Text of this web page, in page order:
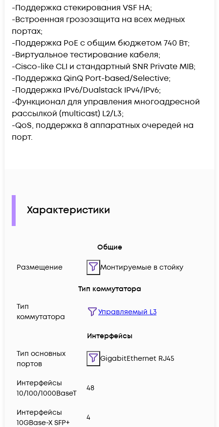
-Поддержка стекирования VSF HA;
-Встроенная грозозащита на всех медных
портах;
-Поддержка PoE c общим бюджетом 740 Вт;
-Виртуальное тестирование кабеля;
-Cisco-like CLI и стандартный SNR Private MIB;
-Поддержка QinQ Port-based/Selective;
-Поддержка IPv6/Dualstack IPv4/IPv6;
-Функционал для управления многоадресной
рассылкой (multicast) L2/L3;
-QoS, поддержка 8 аппаратных очередей на
порт.
Характеристики
Общие
Размещение Монтируемые в стойку
Тип коммутатора
Тип
коммутатора
Управляемый L3
Интерфейсы
Тип основных
портов
GigabitEthernet RJ45
Интерфейсы
10/100/1000BaseT
48
Интерфейсы
10GBase-X SFP+
4